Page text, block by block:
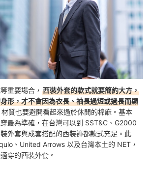
重要場合， 西裝外套的款式就要簡約大方，
形，才不會因為衣長、袖長過短或過長而顯
材質也要避開看起來過於休閒的棉麻。基本
最為準確，在台灣可以到 SST&C、G2000
外套與成套搭配的西裝褲都款式充足。 此
、United Arrows 以及台灣本土的 NET，
穿的西裝外套。